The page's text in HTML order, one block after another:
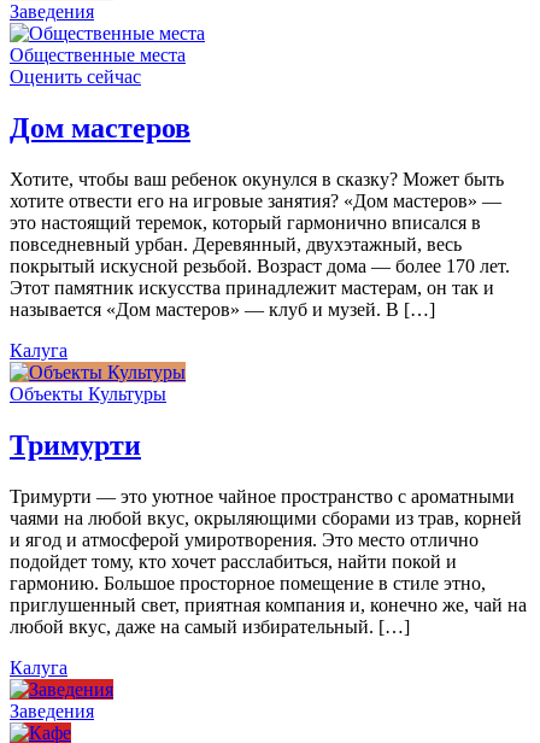
Заведения
Общественные места
Оценить сейчас
Дом мастеров
Хотите, чтобы ваш ребенок окунулся в сказку? Может быть
хотите отвести его на игровые занятия? «Дом мастеров» —
это настоящий теремок, который гармонично вписался в
повседневный урбан. Деревянный, двухэтажный, весь
покрытый искусной резьбой. Возраст дома — более 170 лет.
Этот памятник искусства принадлежит мастерам, он так и
называется «Дом мастеров» — клуб и музей. В […]
Калуга
Объекты Культуры
Тримурти
Тримурти — это уютное чайное пространство с ароматными
чаями на любой вкус, окрыляющими сборами из трав, корней
и ягод и атмосферой умиротворения. Это место отлично
подойдет тому, кто хочет расслабиться, найти покой и
гармонию. Большое просторное помещение в стиле этно,
приглушенный свет, приятная компания и, конечно же, чай на
любой вкус, даже на самый избирательный. […]
Калуга
Заведения